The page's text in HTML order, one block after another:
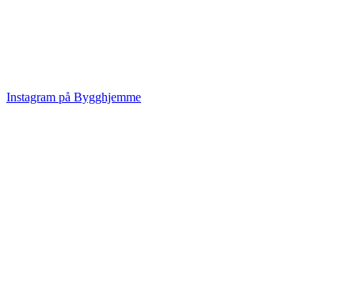
Instagram på Bygghjemme